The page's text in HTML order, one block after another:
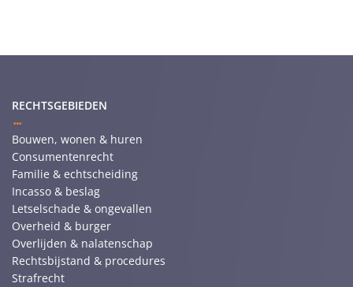
RECHTSGEBIEDEN
Bouwen, wonen & huren
Consumentenrecht
Familie & echtscheiding
Incasso & beslag
Letselschade & ongevallen
Overheid & burger
Overlijden & nalatenschap
Rechtsbijstand & procedures
Strafrecht